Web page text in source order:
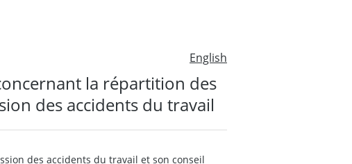
English
la répartition des
des accidents du travail
des accidents du travail et son conseil